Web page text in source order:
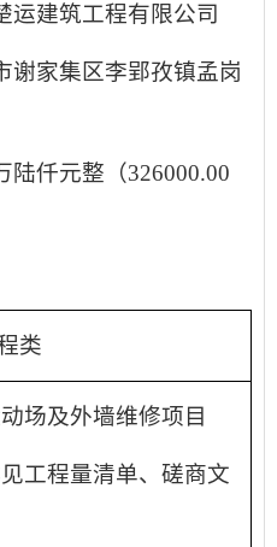
运建筑工程有限公司
谢家集区李郢孜镇孟岗
陆仟元整 （326000.00
类
场及外墙维修项目
工程量清单、磋商文